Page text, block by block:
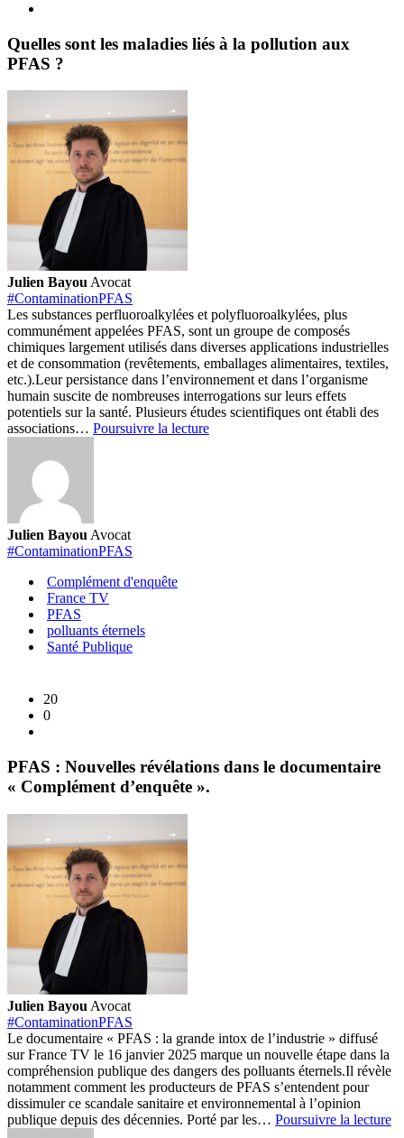
Quelles sont les maladies liés à la pollution aux
PFAS ?
Julien Bayou Avocat
#ContaminationPFAS
Les substances perfluoroalkylées et polyfluoroalkylées, plus
communément appelées PFAS, sont un groupe de composés
chimiques largement utilisés dans diverses applications industrielles
et de consommation (revêtements, emballages alimentaires, textiles,
etc.).Leur persistance dans l’environnement et dans l’organisme
humain suscite de nombreuses interrogations sur leurs effets
potentiels sur la santé. Plusieurs études scientifiques ont établi des
associations… Poursuivre la lectureQuelles
Julien Bayou Avocat
#ContaminationPFAS
Complément d'enquête
France TV
PFAS
polluants éternels
Santé Publique
20
0
PFAS : Nouvelles révélations dans le documentaire
« Complément d’enquête ».
Julien Bayou Avocat
#ContaminationPFAS
Le documentaire « PFAS : la grande intox de l’industrie » diffusé
sur France TV le 16 janvier 2025 marque un nouvelle étape dans la
compréhension publique des dangers des polluants éternels.Il révèle
notamment comment les producteurs de PFAS s’entendent pour
dissimuler ce scandale sanitaire et environnemental à l’opinion
publique depuis des décennies. Porté par les… Poursuivre la lecture